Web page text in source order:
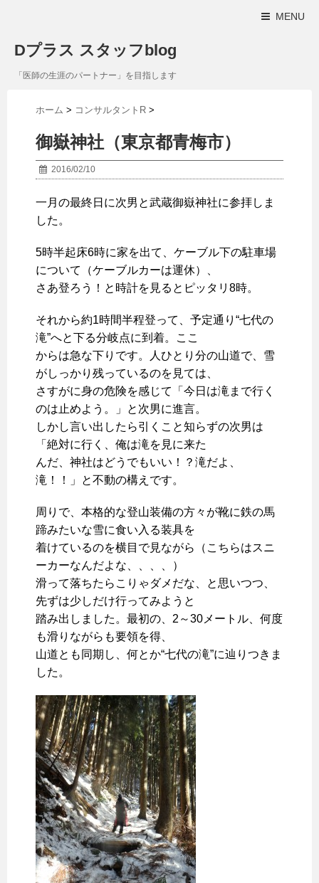
MENU
Dプラス スタッフblog
「医師の生涯のパートナー」を目指します
ホーム > コンサルタントR >
御嶽神社（東京都青梅市）
2016/02/10
一月の最終日に次男と武蔵御嶽神社に参拝しま
した。
5時半起床6時に家を出て、ケーブル下の駐車場
について（ケーブルカーは運休）、
さあ登ろう！と時計を見るとピッタリ8時。
それから約1時間半程登って、予定通り“七代の
滝”へと下る分岐点に到着。ここ
からは急な下りです。人ひとり分の山道で、雪
がしっかり残っているのを見ては、
さすがに身の危険を感じて「今日は滝まで行く
のは止めよう。」と次男に進言。
しかし言い出したら引くこと知らずの次男は
「絶対に行く、俺は滝を見に来た
んだ、神社はどうでもいい！？滝だよ、
滝！！」と不動の構えです。
周りで、本格的な登山装備の方々が靴に鉄の馬
蹄みたいな雪に食い入る装具を
着けているのを横目で見ながら（こちらはスニ
ーカーなんだよな、、、、）
滑って落ちたらこりゃダメだな、と思いつつ、
先ずは少しだけ行ってみようと
踏み出しました。最初の、2～30メートル、何度
も滑りながらも要領を得、
山道とも同期し、何とか“七代の滝”に辿りつきま
した。